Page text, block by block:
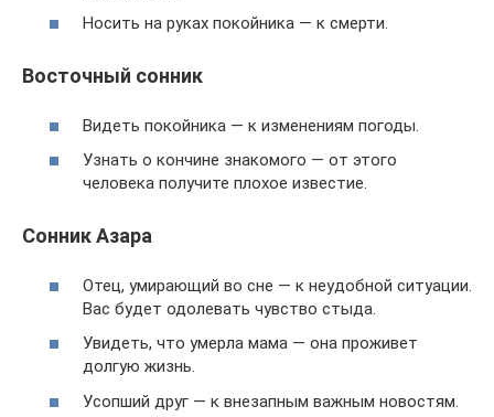
Носить на руках покойника — к смерти.
Восточный сонник
Видеть покойника — к изменениям погоды.
Узнать о кончине знакомого — от этого
человека получите плохое известие.
Сонник Азара
Отец, умирающий во сне — к неудобной ситуации.
Вас будет одолевать чувство стыда.
Увидеть, что умерла мама — она проживет
долгую жизнь.
Усопший друг — к внезапным важным новостям.